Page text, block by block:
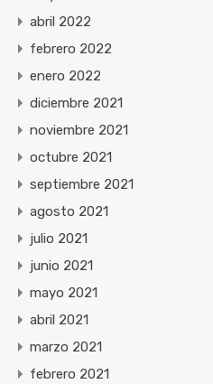
abril 2022
febrero 2022
enero 2022
diciembre 2021
noviembre 2021
octubre 2021
septiembre 2021
agosto 2021
julio 2021
junio 2021
mayo 2021
abril 2021
marzo 2021
febrero 2021